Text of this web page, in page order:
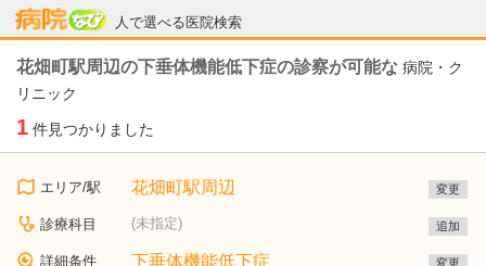
人で選べる医院検索
病院なび
花畑町駅周辺の下垂体機能低下症の診察が可能な 病院・ク
リニック
1 件見つかりました
エリア/駅 花畑町駅周辺 変更
診療科目 (未指定) 追加
詳細条件 下垂体機能低下症 変更